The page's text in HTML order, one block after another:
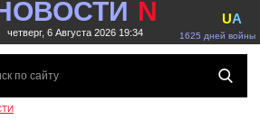
N
четверг, 6 Августа 2026 19:34 1625 дней войны
UA